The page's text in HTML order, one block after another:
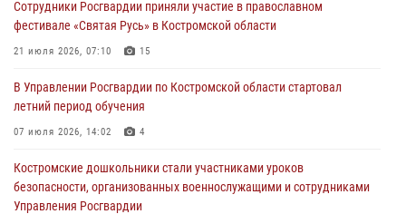
28 июля 2026, 06:14 2
Более пятидесяти поступивших сигналов отработали костромские
27 июля 2026, 09:53
«Росгвардия. Вехи истории»: послевоенный опыт войск
27 июля 2026, 07:11
Сотрудники Росгвардии приняли участие в православном
фестивале «Святая Русь» в Костромской области
21 июля 2026, 07:10 15
В Управлении Росгвардии по Костромской области стартовал
летний период обучения
07 июля 2026, 14:02 4
Костромские дошкольники стали участниками уроков
безопасности, организованных военнослужащими и сотрудниками
Управления Росгвардии